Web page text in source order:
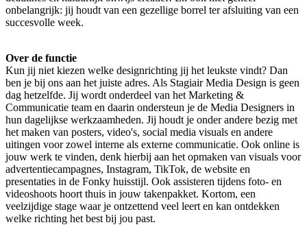
onbelangrijk: jij houdt van een gezellige borrel ter afsluiting van een
succesvolle week.
Over de functie
Kun jij niet kiezen welke designrichting jij het leukste vindt? Dan
ben je bij ons aan het juiste adres. Als Stagiair Media Design is geen
dag hetzelfde. Jij wordt onderdeel van het Marketing &
Communicatie team en daarin ondersteun je de Media Designers in
hun dagelijkse werkzaamheden. Jij houdt je onder andere bezig met
het maken van posters, video's, social media visuals en andere
uitingen voor zowel interne als externe communicatie. Ook online is
jouw werk te vinden, denk hierbij aan het opmaken van visuals voor
advertentiecampagnes, Instagram, TikTok, de website en
presentaties in de Fonky huisstijl. Ook assisteren tijdens foto- en
videoshoots hoort thuis in jouw takenpakket. Kortom, een
veelzijdige stage waar je ontzettend veel leert en kan ontdekken
welke richting het best bij jou past.